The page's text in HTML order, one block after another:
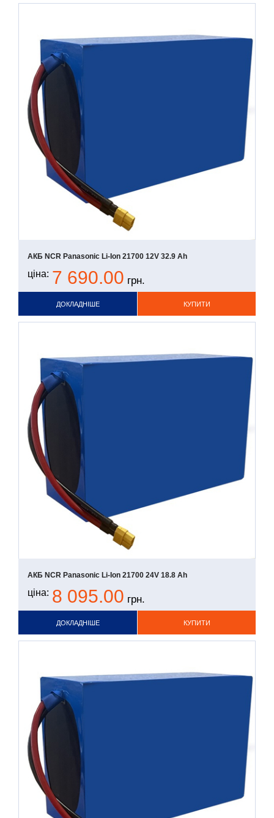
АКБ NCR Panasonic Li-Ion 21700 12V 32.9 Ah
ціна: 7 690.00 грн.
КУПИТИ
ДОКЛАДНІШЕ
АКБ NCR Panasonic Li-Ion 21700 24V 18.8 Ah
ціна: 8 095.00 грн.
КУПИТИ
ДОКЛАДНІШЕ